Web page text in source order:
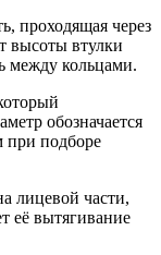
проходящая через
высоты втулки
между кольцами.
обозначается
при подборе
лицевой части,
её вытягивание